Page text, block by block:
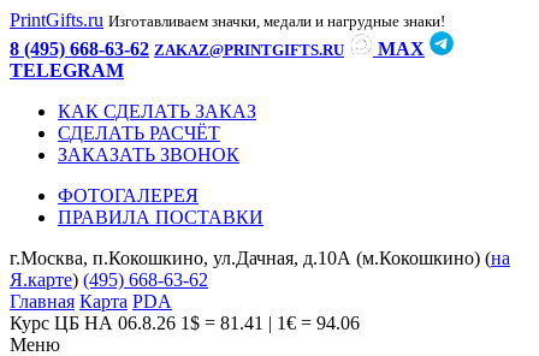
PrintGifts.ru Изготавливаем значки, медали и нагрудные знаки!
8 (495) 668-63-62 ZAKAZ@PRINTGIFTS.RU
MAX
TELEGRAM
КАК СДЕЛАТЬ ЗАКАЗ
СДЕЛАТЬ РАСЧЁТ
ЗАКАЗАТЬ ЗВОНОК
ФОТОГАЛЕРЕЯ
ПРАВИЛА ПОСТАВКИ
г.Москва, п.Кокошкино, ул.Дачная, д.10А (м.Кокошкино) (на
Я.карте) (495) 668-63-62
Главная Карта PDA
Курс ЦБ НА 06.8.26 1$ = 81.41 | 1€ = 94.06
Меню